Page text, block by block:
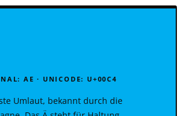
AE · UNICODE: U+00C4
Umlaut, bekannt durch die